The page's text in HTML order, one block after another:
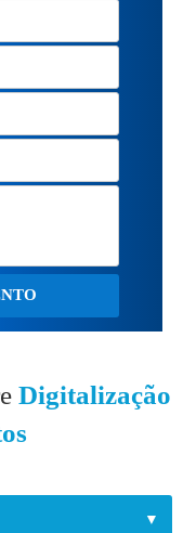
Digitalização
▼